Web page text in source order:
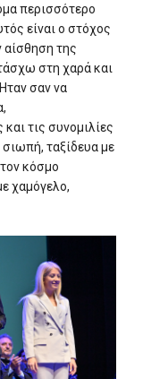
περισσότερο
είναι ο στόχος
της
στη χαρά και
σαν να
τις συνομιλίες
ταξίδευα με
κόσμο
χαμόγελο,